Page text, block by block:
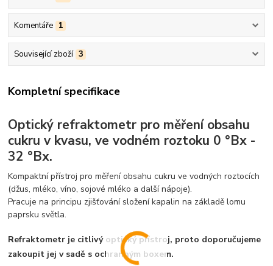
Komentáře 1
Související zboží 3
Kompletní specifikace
Optický refraktometr pro měření obsahu
cukru v kvasu, ve vodném roztoku 0 °Bx -
32 °Bx.
Kompaktní přístroj pro měření obsahu cukru ve vodných roztocích
(džus, mléko, víno, sojové mléko a další nápoje).
Pracuje na principu zjišťování složení kapalin na základě lomu
paprsku světla.
Refraktometr je citlivý optický přístroj, proto doporučujeme
zakoupit jej v sadě s ochranným boxem.